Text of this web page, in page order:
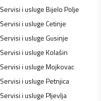
Servisi i uslugeBijelo Polje
Servisi i uslugeCetinje
Servisi i uslugeGusinje
Servisi i uslugeKolašin
Servisi i uslugeMojkovac
Servisi i uslugePetnjica
Servisi i uslugePljevlja